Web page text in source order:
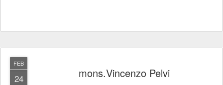
FEB
24 mons.Vincenzo Pelvi